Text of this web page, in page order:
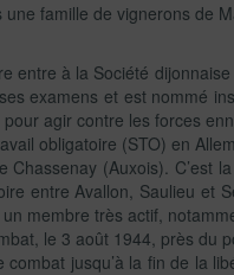
famille de vignerons de
entre à la Société
examens et est nommé
agir contre les forces
obligatoire (STO) en
Chassenay (Auxois). C’est
entre Avallon, Saulieu et
membre très actif,
le 3 août 1944, près du
jusqu’à la fin de la